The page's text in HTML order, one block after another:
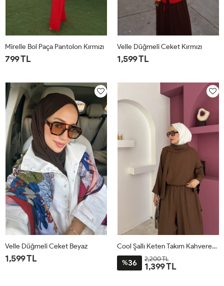
Mirelle Bol Paça Pantolon Kırmızı
799 TL
Velle Düğmeli Ceket Kırmızı
1,599 TL
Velle Düğmeli Ceket Beyaz
1,599 TL
Cool Şallı Keten Takım Kahverengi
%36 2,200 TL
1,399 TL